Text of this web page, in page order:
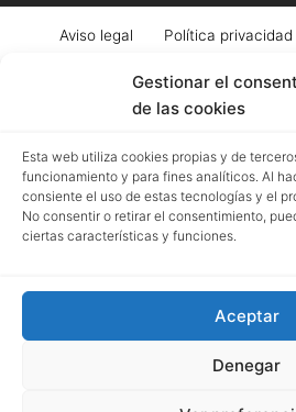
Gestionar el
de las cookies
Esta web utiliza cookies propias y de
funcionamiento y para fines analíticos. Al
consiente el uso de estas tecnologías y el
No consentir o retirar el consentimiento,
ciertas características y funciones.
Aceptar
Denegar
Aviso legal Política privacidad
Registro mercantil de Granada | Menfis
Pza. Pescadería, 6. Granada |
ES18020.000002976 | Hoja GR-
Menfis
, cuyo objetivo es
de las tecnologías de la información